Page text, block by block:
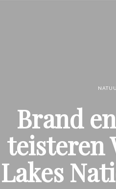
Brand
teisteren
Lakes